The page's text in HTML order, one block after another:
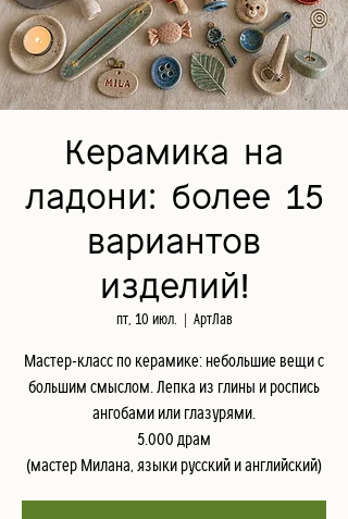
Керамика на
ладони: более 15
вариантов
изделий!
пт, 10 июл. АртЛав
Мастер-класс по керамике: небольшие вещи с
большим смыслом. Лепка из глины и роспись
ангобами или глазурями.
5.000 драм
(мастер Милана, языки русский и английский)